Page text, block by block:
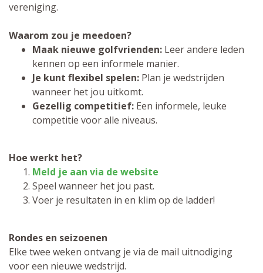
vereniging.
Waarom zou je meedoen?
Maak nieuwe golfvrienden: Leer andere leden
kennen op een informele manier.
Je kunt flexibel spelen: Plan je wedstrijden
wanneer het jou uitkomt.
Gezellig competitief: Een informele, leuke
competitie voor alle niveaus.
Hoe werkt het?
Meld je aan via de website
Speel wanneer het jou past.
Voer je resultaten in en klim op de ladder!
Rondes en seizoenen
Elke twee weken ontvang je via de mail uitnodiging
voor een nieuwe wedstrijd.